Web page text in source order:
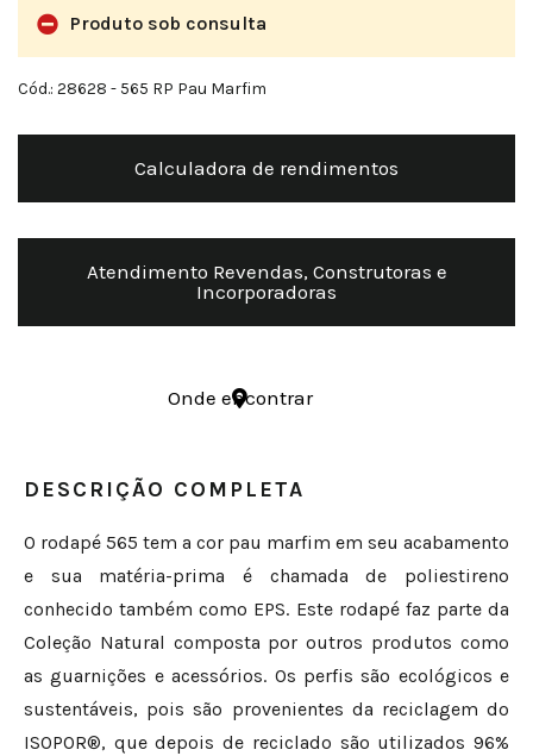
Produto sob consulta
Cód.: 28628 - 565 RP Pau Marfim
Calculadora de rendimentos
Atendimento Revendas, Construtoras e
Incorporadoras
Onde encontrar
DESCRIÇÃO COMPLETA
O rodapé 565 tem a cor pau marfim em seu acabamento
e sua matéria-prima é chamada de poliestireno
conhecido também como EPS. Este rodapé faz parte da
Coleção Natural composta por outros produtos como
as guarnições e acessórios. Os perfis são ecológicos e
sustentáveis, pois são provenientes da reciclagem do
ISOPOR®, que depois de reciclado são utilizados 96%